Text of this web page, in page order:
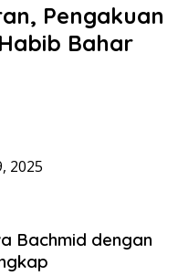
Pengakuan
Bahar
2025
Bachmid dengan